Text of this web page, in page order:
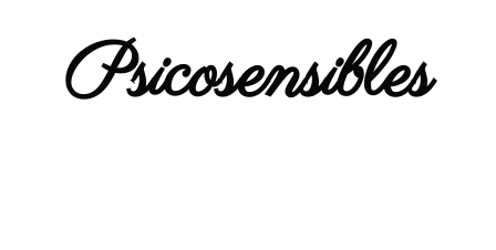
Psicosensibles